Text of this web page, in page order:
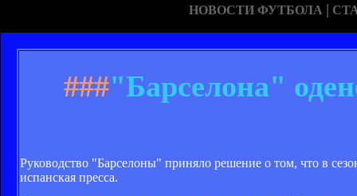
НОВОСТИ ФУТБОЛА |
###"Барселона"
Руководство "Барселоны" приняло решение о том, что в
испанская пресса.